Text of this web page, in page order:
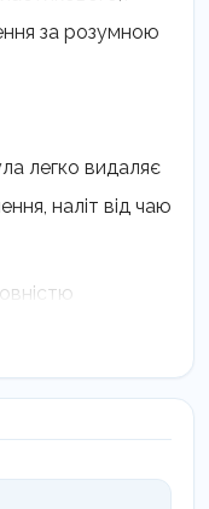
за розумною
легко видаляє
наліт від чаю
не
рук, що